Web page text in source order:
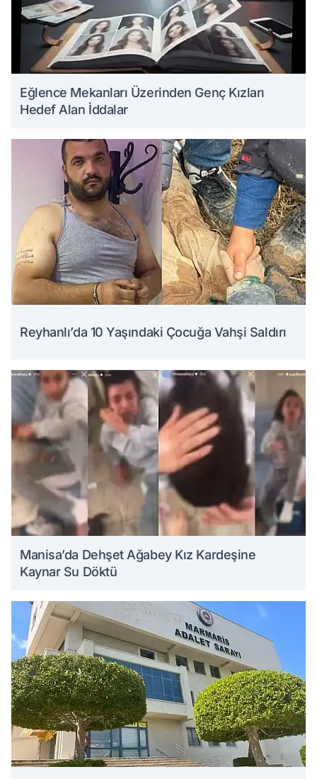
Eğlence Mekanları Üzerinden Genç Kızları
Hedef Alan İddalar
Reyhanlı’da 10 Yaşındaki Çocuğa Vahşi Saldırı
Manisa’da Dehşet Ağabey Kız Kardeşine
Kaynar Su Döktü